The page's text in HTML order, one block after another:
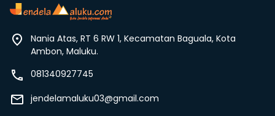
Nania Atas, RT 6 RW 1, Kecamatan Baguala, Kota
Ambon, Maluku.
081340927745
jendelamaluku03@gmail.com